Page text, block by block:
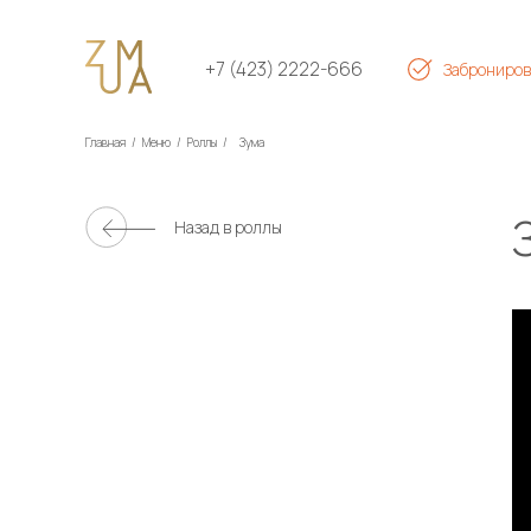
+7 (423) 2222-666
Главная / Меню / Роллы / Зума
Назад в роллы